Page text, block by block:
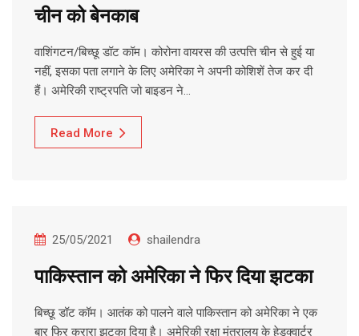
चीन को बेनकाब
वाशिंगटन/बिच्छू डॉट कॉम। कोरोना वायरस की उत्पत्ति चीन से हुई या
नहीं, इसका पता लगाने के लिए अमेरिका ने अपनी कोशिशें तेज कर दी
हैं। अमेरिकी राष्ट्रपति जो बाइडन ने…
Read More
25/05/2021 shailendra
पाकिस्तान को अमेरिका ने फिर दिया झटका
बिच्छू डॉट कॉम। आतंक को पालने वाले पाकिस्तान को अमेरिका ने एक
बार फिर करारा झटका दिया है। अमेरिकी रक्षा मंत्रालय के हेडक्वार्टर